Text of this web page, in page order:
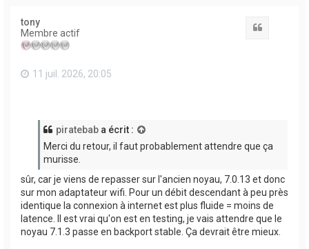
tony
Membre actif
11 juil. 2026, 20:05
piratebab a écrit :
Merci du retour, il faut probablement attendre que ça
murisse.
sûr, car je viens de repasser sur l'ancien noyau, 7.0.13 et donc
sur mon adaptateur wifi. Pour un débit descendant à peu près
identique la connexion à internet est plus fluide = moins de
latence. Il est vrai qu'on est en testing, je vais attendre que le
noyau 7.1.3 passe en backport stable. Ça devrait être mieux.